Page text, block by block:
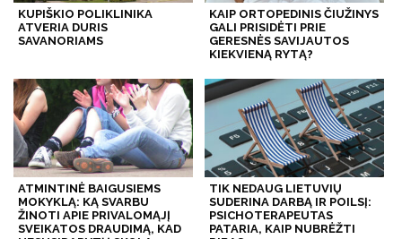
KUPIŠKIO POLIKLINIKA
ATVERIA DURIS
SAVANORIAMS
KAIP ORTOPEDINIS ČIUŽINYS
GALI PRISIDĖTI PRIE
GERESNĖS SAVIJAUTOS
KIEKVIENĄ RYTĄ?
ATMINTINĖ BAIGUSIEMS
MOKYKLĄ: KĄ SVARBU
ŽINOTI APIE PRIVALOMĄJĮ
SVEIKATOS DRAUDIMĄ, KAD
TIK NEDAUG LIETUVIŲ
SUDERINA DARBĄ IR POILSĮ:
PSICHOTERAPEUTAS
PATARIA, KAIP NUBRĖŽTI